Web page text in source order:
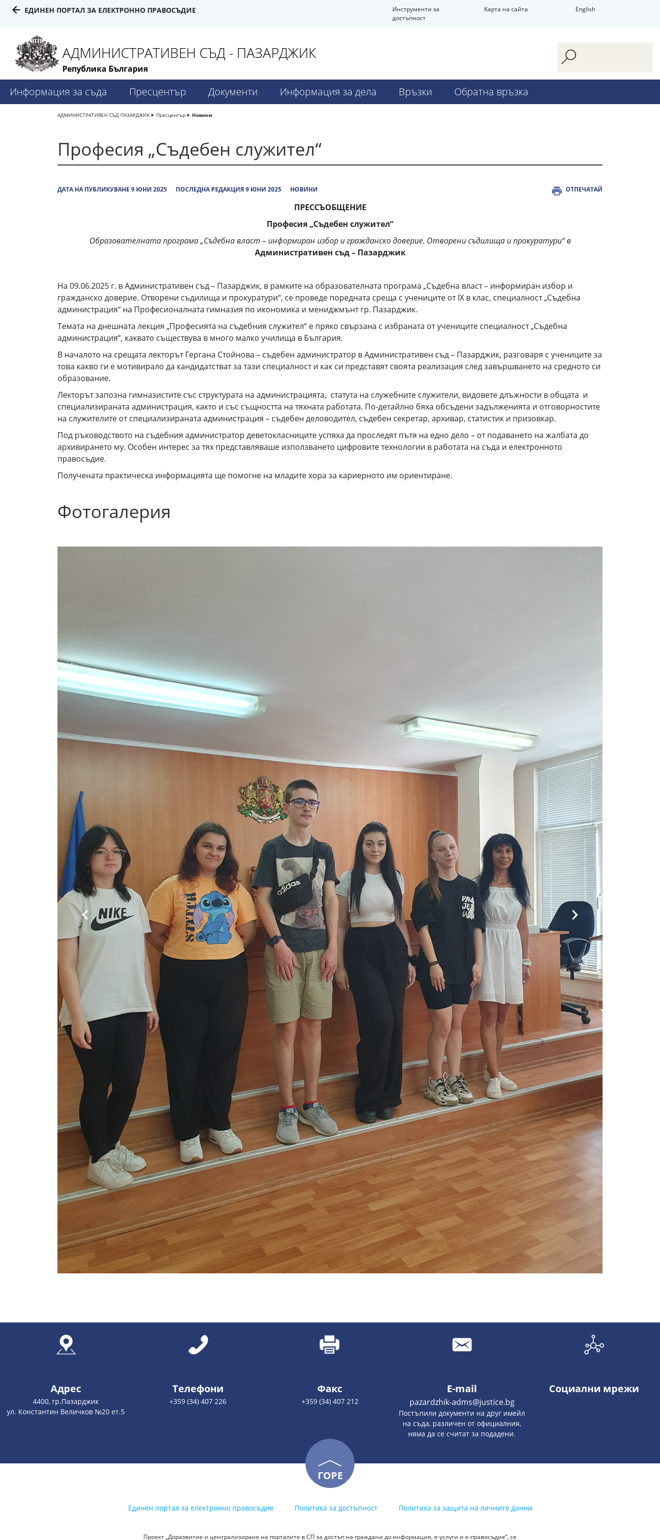
ЕДИНЕН ПОРТАЛ ЗА ЕЛЕКТРОННО ПРАВОСЪДИЕ
Инструменти за
достъпност
Карта на сайта English
АДМИНИСТРАТИВЕН СЪД - ПАЗАРДЖИК
Република България
Информация за съда Пресцентър Документи Информация за дела Връзки Обратна връзка
АДМИНИСТРАТИВЕН СЪД ПАЗАРДЖИК Пресцентър Новини
Професия „Съдебен служител“
ДАТА НА ПУБЛИКУВАНЕ 9 ЮНИ 2025 ПОСЛЕДНА РЕДАКЦИЯ 9 ЮНИ 2025 НОВИНИ ОТПЕЧАТАЙ
ПРЕССЪОБЩЕНИЕ
Професия „Съдебен служител“
Образователната програма „Съдебна власт – информиран избор и гражданско доверие. Отворени съдилища и прокуратури“ в
Административен съд – Пазарджик
На 09.06.2025 г. в Административен съд – Пазарджик, в рамките на образователната програма „Съдебна власт – информиран избор и
гражданско доверие. Отворени съдилища и прокуратури“, се проведе поредната среща с учениците от IХ в клас, специалност „Съдебна
администрация“ на Професионалната гимназия по икономика и мениджмънт гр. Пазарджик.
Темата на днешната лекция „Професията на съдебния служител“ е пряко свързана с избраната от учениците специалност „Съдебна
администрация“, каквато съществува в много малко училища в България.
В началото на срещата лекторът Гергана Стойнова – съдебен администратор в Административен съд – Пазарджик, разговаря с учениците за
това какво ги е мотивирало да кандидатстват за тази специалност и как си представят своята реализация след завършването на средното си
образование.
Лекторът запозна гимназистите със структурата на администрацията, статута на служебните служители, видовете длъжности в общата и
специализираната администрация, както и със същността на тяхната работата. По-детайлно бяха обсъдени задълженията и отговорностите
на служителите от специализираната администрация – съдебен деловодител, съдебен секретар, архивар, статистик и призовкар.
Под ръководството на съдебния администратор деветокласниците успяха да проследят пътя на едно дело – от подаването на жалбата до
архивирането му. Особен интерес за тях представляваше използването цифровите технологии в работата на съда и електронното
правосъдие.
Получената практическа информацията ще помогне на младите хора за кариерното им ориентиране.
Фотогалерия
Адрес
4400, гр.Пазарджик
ул. Константин Величков №20 ет.5
Телефони
+359 (34) 407 226
Факс
+359 (34) 407 212
E-mail
pazardzhik-adms@justice.bg
Постъпили документи на друг имейл
на съда, различен от официалния,
няма да се считат за подадени.
Социални мрежи
ГОРЕ
Единен портал за електронно правосъдие Политика за достъпност Политика за защита на личните данни
Проект „Доразвитие и централизиране на порталите в СП за достъп на граждани до информация, е-услуги и е-правосъдие“, се